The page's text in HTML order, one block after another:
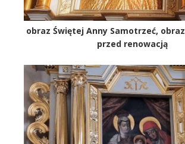
obraz Świętej Anny Samotrzeć,
przed renowacją